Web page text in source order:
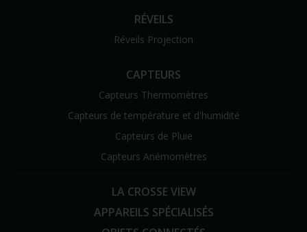
RÉVEILS
Réveils Projection
CAPTEURS
Capteurs Thermomètres
Capteurs de température et d'humidité
Capteurs de Pluie
Capteurs Anémomètres
LA CROSSE VIEW
APPAREILS SPÉCIALISÉS